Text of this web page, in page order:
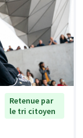
Retenue par
le tri citoyen